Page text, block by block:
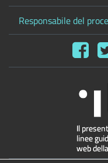
Responsabile del